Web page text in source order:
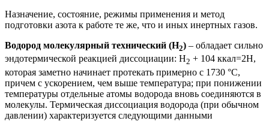
Назначение, состояние, режимы применения и метод
подготовки азота к работе те же, что и иных инертных газов.
Водород молекулярный технический (Н2) – обладает сильно
эндотермической реакцией диссоциации: Н2 + 104 ккал=2Н,
которая заметно начинает протекать примерно с 1730 °С,
причем с ускорением, чем выше температура; при понижении
температуры отдельные атомы водорода вновь соединяются в
молекулы. Термическая диссоциация водорода (при обычном
давлении) характеризуется следующими данными